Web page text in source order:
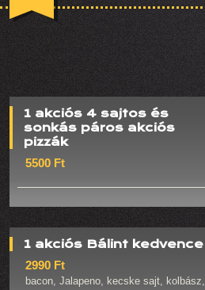
1 akciós 4 sajtos és
sonkás páros akciós
pizzák
5500 Ft
1 akciós Bálint kedvence
2990 Ft
bacon, Jalapeno, kecske sajt, kolbász,